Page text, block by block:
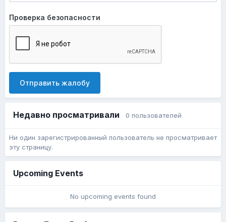
Проверка безопасности
Отправить жалобу
Недавно просматривали 0 пользователей
Ни один зарегистрированный пользователь не просматривает
эту страницу.
Upcoming Events
No upcoming events found